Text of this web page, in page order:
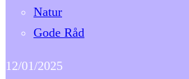
Natur
Gode Råd
12/01/2025